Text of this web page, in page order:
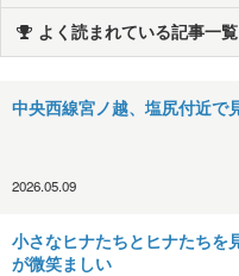
よく読まれている記事一
中央西線宮ノ越、塩尻付近
2026.05.09
小さなヒナたちとヒナたちを
が微笑ましい